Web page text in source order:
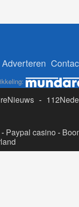
Adverteren
-
- Paypal casino -